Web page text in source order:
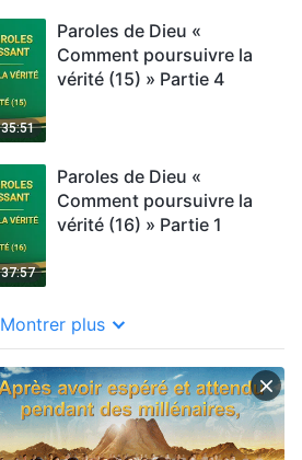
35:51
Paroles de Dieu «
Comment poursuivre la
vérité (15) » Partie 4
37:57
Paroles de Dieu «
Comment poursuivre la
vérité (16) » Partie 1
Montrer plus